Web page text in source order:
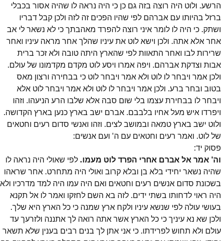
הרשע. ולוט היה רוצה בזה גם כן כי היה נראה לו שהיה אסור בכבלי
ברזל בהיותו עם אברהם לפי שהיו הפכים זה לזה ולכן קבל דבריו
ושתק. כי היה לו לומר איני רוצה להפרד מאהבתך כי לא נשאר לי אב
אחר אלא אתה. ולכן וישא לוט את עיניו שהלך אחר מראה עיניו ואחר
שרירות לבו ואחר התאוות לפי שהארץ היתה טובה ולא זכר ברית
אבות וצדקת אברהם. ויפה אמרו ויסע לוט מקדם מקדמונו של עולם.
ולכן אמר ויבחר לו לוט ולא אמר ויבחר לוט כי בבחירה ורצון מאס
בטוב ובחר ברע. ולכן אמר ויבחר לו לוט ולא אמר ויבחר לוט אלא
ויבחר לו בבחירת עצמו בלי שום סבה אלא שלבו הרע הניעהו. וזהו
ויפרדו איש מעל אחיו בלבבם. אברם ישב בארץ כנען בארץ הקדושה.
ולוט ישב בארץ טמאה ובמושב לצים. וזהו ואנשי סדום רעים וחטאים
של לוט. ואמר רעים וחטאים עם ה' ועם אנשים:
פסוק יד:
וה' אמר אל אברם אחרי הפרד לוט מעמו. לפי שאולי היה נראה לו
שהיה נשאר יחידי בלא בן ובלא קרוב ואולי היה מתחרט. אחר שראהו
בשכונת סדום אנשים רעים וחטאים ואם היה עמו היה למד מדרכיו ולא
היה ראוי לדחותו בשתי ידים. לזה בא השם לחזקו ואמר לו אל תקנא
בעושי עולה לפי שנשא עיניו ולקח ארץ שמנה כי כל הארץ היא שלך.
ולכן שא נא עיניך כי כל הארץ אשר אתה רואה לך אתננה ולזרעך עד
עולם ולא תחוש לפרידתו. כי אני אתן לך בנים רבים בענין שלא תשאר